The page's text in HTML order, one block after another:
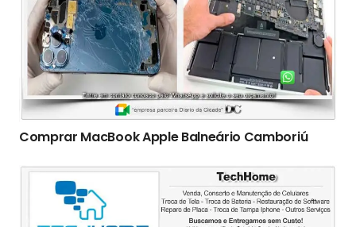
Comprar MacBook Apple Balneário Camboriú